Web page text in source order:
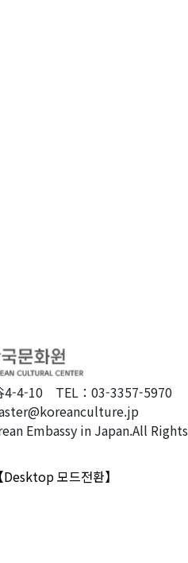
4-4-10 TEL：03-3357-5970
Embassy in Japan.All Rights
【Desktop 모드전환】